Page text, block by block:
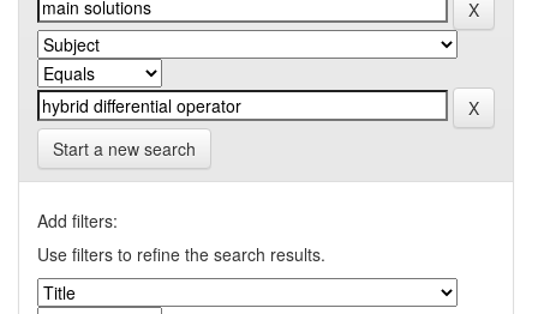
Start a new search
Add filters:
Use filters to refine the search results.